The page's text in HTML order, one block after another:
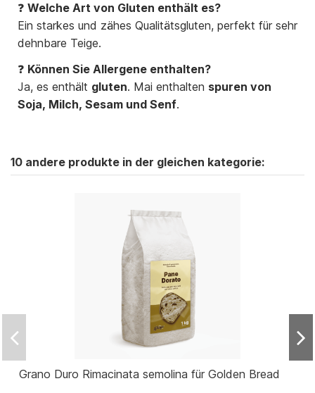
❓ Welche Art von Gluten enthält es?
Ein starkes und zähes Qualitätsgluten, perfekt für sehr
dehnbare Teige.
❓ Können Sie Allergene enthalten?
Ja, es enthält gluten. Mai enthalten spuren von
Soja, Milch, Sesam und Senf.
10 andere produkte in der gleichen kategorie:
Grano Duro Rimacinata semolina für Golden Bread